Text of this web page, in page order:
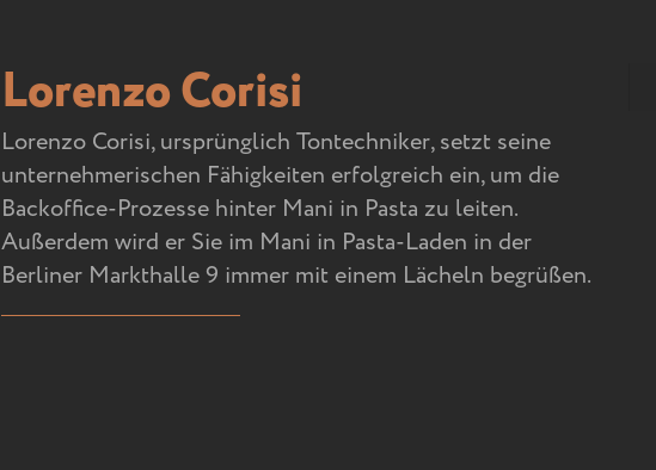
Lorenzo Corisi
Lorenzo Corisi, ursprünglich Tontechniker, setzt seine
unternehmerischen Fähigkeiten erfolgreich ein, um die
Backoffice-Prozesse hinter Mani in Pasta zu leiten.
Außerdem wird er Sie im Mani in Pasta-Laden in der
Berliner Markthalle 9 immer mit einem Lächeln begrüßen.